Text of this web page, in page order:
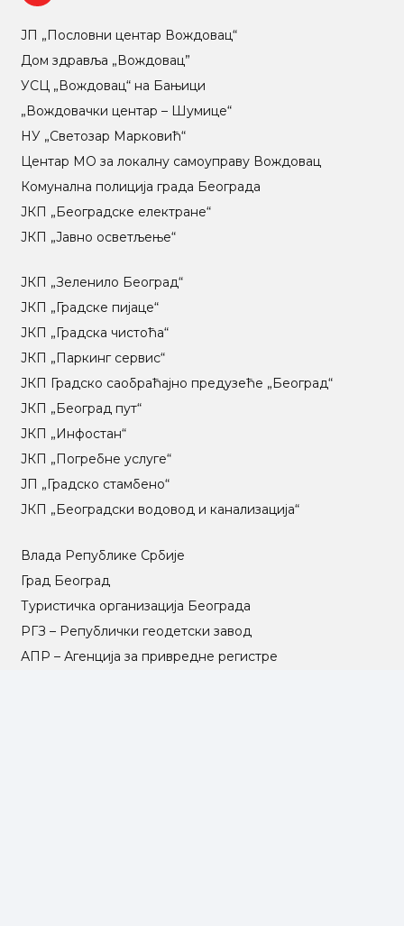
ЈП „Пословни центар Вождовац“
Дом здравља „Вождовац”
УСЦ „Вождовац“ на Бањици
„Вождовачки центар – Шумице“
НУ „Светозар Марковић“
Центар МO за локалну самоуправу Вождовац
Комунална полиција града Београда
ЈКП „Београдске електране“
ЈКП „Јавно осветљење“
ЈКП „Зеленило Београд“
ЈКП „Градске пијаце“
ЈКП „Градска чистоћа“
ЈКП „Паркинг сервис“
ЈКП Градско саобраћајно предузеће „Београд“
ЈКП „Београд пут“
ЈКП „Инфостан“
ЈКП „Погребне услуге“
ЈП „Градско стамбено“
ЈКП „Београдски водовод и канализација“
Влада Републике Србије
Град Београд
Туристичка организација Београда
РГЗ – Републички геодетски завод
АПР – Агенција за привредне регистре